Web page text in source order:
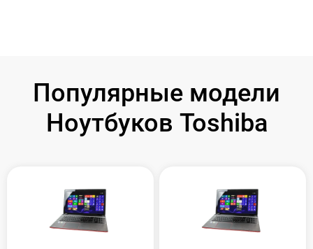
Популярные модели
Ноутбуков Toshiba